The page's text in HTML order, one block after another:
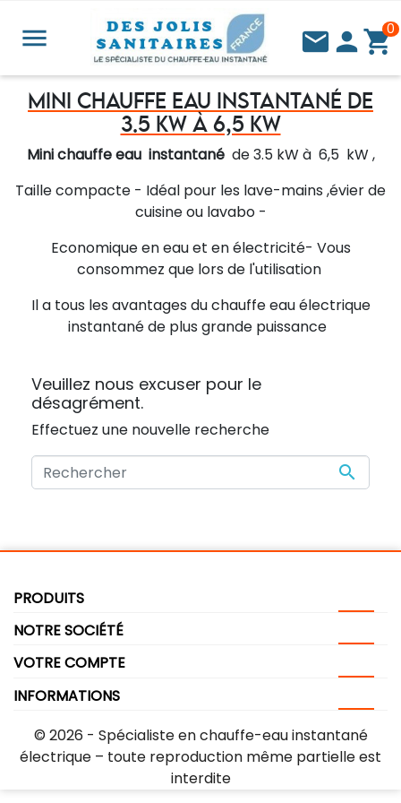
  personshopping_cart
0
MINI CHAUFFE EAU INSTANTANÉ DE
3.5 KW À 6,5 KW
Mini chauffe eau instantanéde 3.5 kW à 6,5 kW ,
Taille compacte - Idéal pour les lave-mains ,évier de
cuisine ou lavabo -
Economique en eau et en électricité- Vous
consommez que lors de l'utilisation
Il a tous les avantages du chauffe eau électrique
instantané de plus grande puissance
Veuillez nous excuser pour le
désagrément.
Effectuez une nouvelle recherche

PRODUITS
NOTRE SOCIÉTÉ
VOTRE COMPTE
INFORMATIONS
© 2026 - Spécialiste en chauffe-eau instantané
électrique – toute reproduction même partielle est
interdite